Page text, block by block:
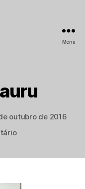
Menu
outubro de 2016
em